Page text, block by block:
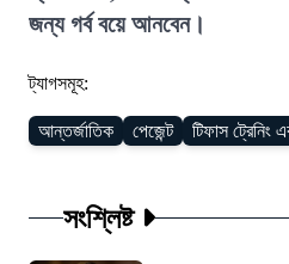
জন্য গর্ব বয়ে আনবেন।
ট্যাগসমূহ:
আন্তর্জাতিক পেজেন্ট টিফাস ট্রেনিং
সংশ্লিষ্ট